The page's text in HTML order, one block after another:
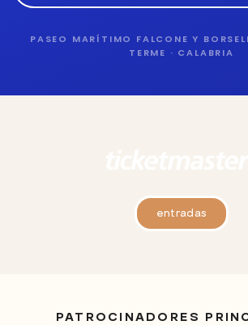
PASEO MARÍTIMO FALCONE Y
TERME · CALABRIA
entradas
PATROCINADORES